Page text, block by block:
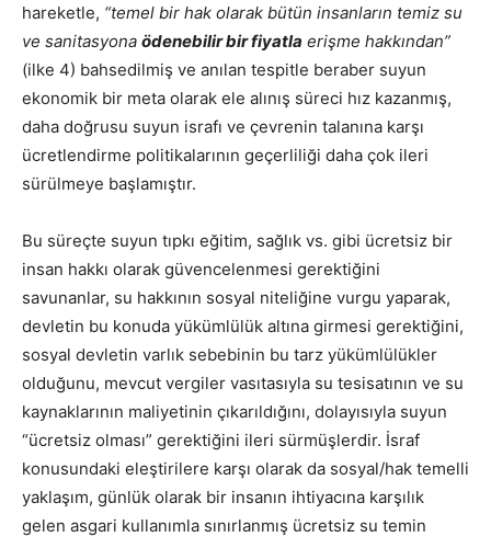
hareketle, “temel bir hak olarak bütün insanların temiz su
ve sanitasyona ödenebilir bir fiyatla erişme hakkından”
(ilke 4) bahsedilmiş ve anılan tespitle beraber suyun
ekonomik bir meta olarak ele alınış süreci hız kazanmış,
daha doğrusu suyun israfı ve çevrenin talanına karşı
ücretlendirme politikalarının geçerliliği daha çok ileri
sürülmeye başlamıştır.
Bu süreçte suyun tıpkı eğitim, sağlık vs. gibi ücretsiz bir
insan hakkı olarak güvencelenmesi gerektiğini
savunanlar, su hakkının sosyal niteliğine vurgu yaparak,
devletin bu konuda yükümlülük altına girmesi gerektiğini,
sosyal devletin varlık sebebinin bu tarz yükümlülükler
olduğunu, mevcut vergiler vasıtasıyla su tesisatının ve su
kaynaklarının maliyetinin çıkarıldığını, dolayısıyla suyun
“ücretsiz olması” gerektiğini ileri sürmüşlerdir. İsraf
konusundaki eleştirilere karşı olarak da sosyal/hak temelli
yaklaşım, günlük olarak bir insanın ihtiyacına karşılık
gelen asgari kullanımla sınırlanmış ücretsiz su temin